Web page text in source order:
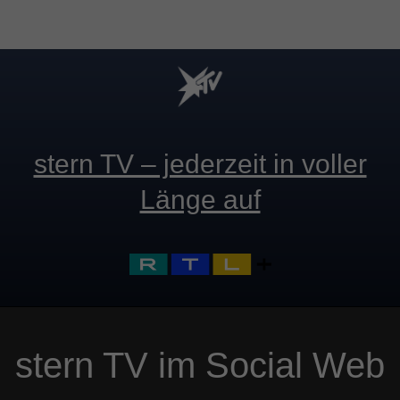
stern TV – jederzeit in voller
Länge auf
stern TV im Social Web